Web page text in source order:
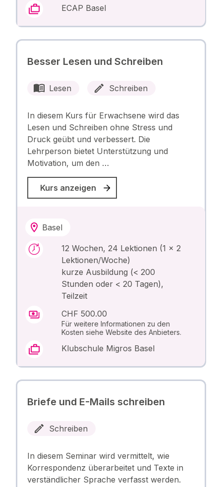
ECAP Basel
Besser Lesen und Schreiben
Lesen Schreiben
In diesem Kurs für Erwachsene wird das
Lesen und Schreiben ohne Stress und
Druck geübt und verbessert. Die
Lehrperson bietet Unterstützung und
Motivation, um den …
Kurs anzeigen
Basel
12 Wochen, 24 Lektionen (1 x 2
Lektionen/Woche)
kurze Ausbildung (< 200
Stunden oder < 20 Tagen),
Teilzeit
CHF 500.00
Für weitere Informationen zu den
Kosten siehe Website des Anbieters.
Klubschule Migros Basel
Briefe und E-Mails schreiben
Schreiben
In diesem Seminar wird vermittelt, wie
Korrespondenz überarbeitet und Texte in
verständlicher Sprache verfasst werden.